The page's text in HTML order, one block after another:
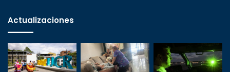
Actualizaciones